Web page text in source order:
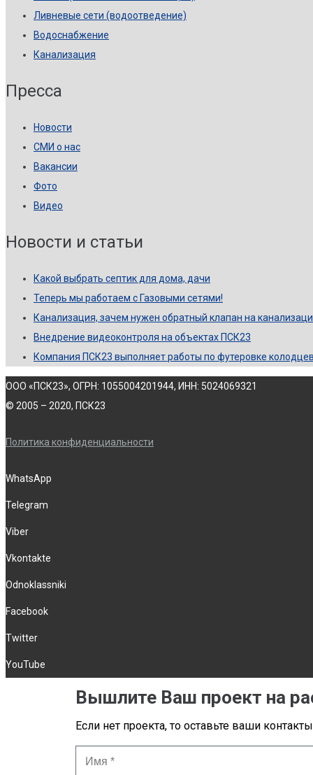
Ливневые сети (водоотведение)
Водоснабжение
Канализация
Пресса
Новости
СМИ о нас
Вакансии
Фото
Видео
Новости и статьи
Какой выбрать септик для дома, дачи
Теперь мы работаем с Газовыми сетями!
Канализация, зачем нужен обратный клапан на
Внедрение видеоконтроля на объектах ПСК23
Компания ПСК23 выполняет работы по футеровке
ООО «ПСК23», ОГРН: 1055004201944, ИНН: 5024069321
© 2005 – 2020, ПСК23
Политика конфиденциальности
WhatsApp
Telegram
Viber
Vkontakte
Odnoklassniki
Facebook
Twitter
YouTube
Вышлите Ваш проект на
Если нет проекта, то оставьте ваши